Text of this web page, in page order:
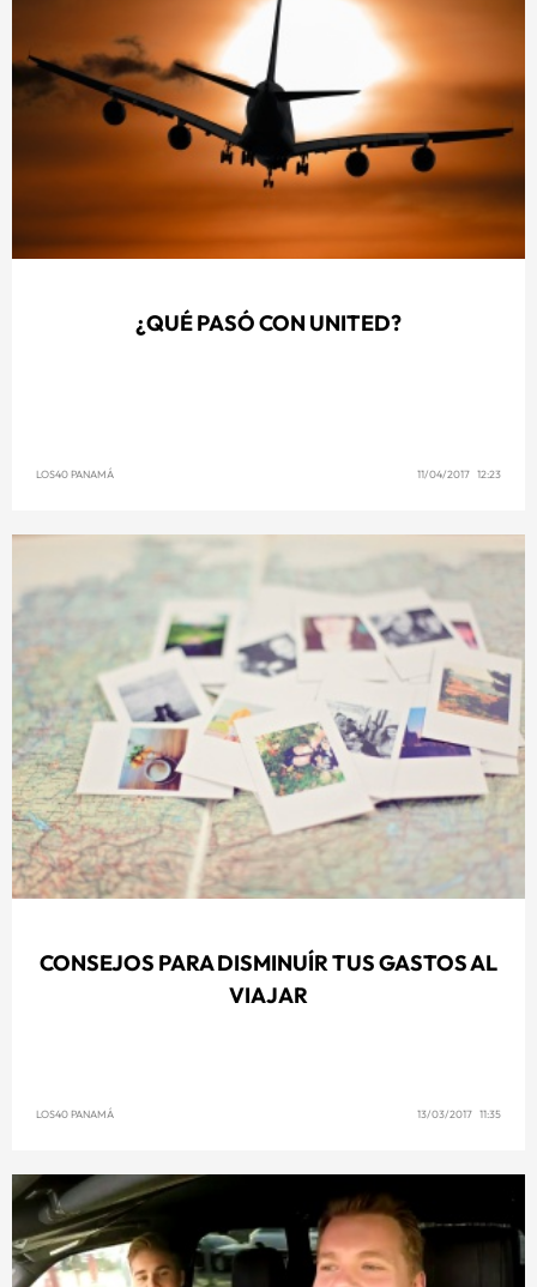
¿QUÉ PASÓ CON UNITED?
LOS40 PANAMÁ 11/04/2017 12:23
CONSEJOS PARA DISMINUÍR TUS GASTOS AL
VIAJAR
LOS40 PANAMÁ 13/03/2017 11:35